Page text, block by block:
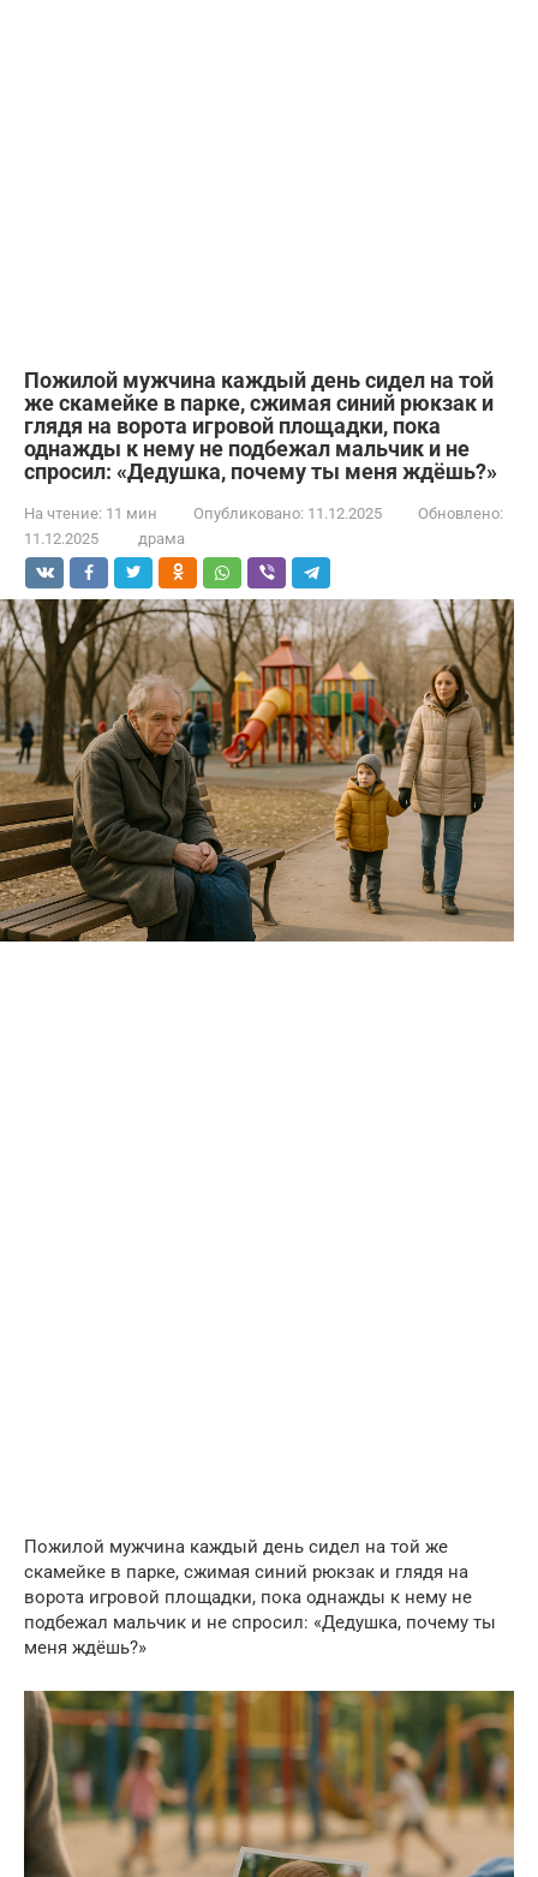
Пожилой мужчина каждый день сидел на той
же скамейке в парке, сжимая синий рюкзак и
глядя на ворота игровой площадки, пока
однажды к нему не подбежал мальчик и не
спросил: «Дедушка, почему ты меня ждёшь?»
На чтение: 11 мин Опубликовано: 11.12.2025
Обновлено:
11.12.2025
драма
Пожилой мужчина каждый день сидел на той же
скамейке в парке, сжимая синий рюкзак и глядя на
ворота игровой площадки, пока однажды к нему не
подбежал мальчик и не спросил: «Дедушка, почему ты
меня ждёшь?»